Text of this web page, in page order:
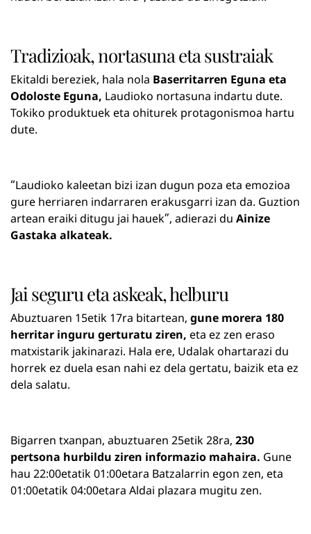
Tradizioak, nortasuna eta sustraiak
Ekitaldi bereziek, hala nola Baserritarren Eguna eta
Odoloste Eguna, Laudioko nortasuna indartu dute.
Tokiko produktuek eta ohiturek protagonismoa hartu
dute.
“Laudioko kaleetan bizi izan dugun poza eta emozioa
gure herriaren indarraren erakusgarri izan da. Guztion
artean eraiki ditugu jai hauek”, adierazi du Ainize
Gastaka alkateak.
Jai seguru eta askeak, helburu
Abuztuaren 15etik 17ra bitartean, gune morera 180
herritar inguru gerturatu ziren, eta ez zen eraso
matxistarik jakinarazi. Hala ere, Udalak ohartarazi du
horrek ez duela esan nahi ez dela gertatu, baizik eta ez
dela salatu.
Bigarren txanpan, abuztuaren 25etik 28ra, 230
pertsona hurbildu ziren informazio mahaira. Gune
hau 22:00etatik 01:00etara Batzalarrin egon zen, eta
01:00etatik 04:00etara Aldai plazara mugitu zen.